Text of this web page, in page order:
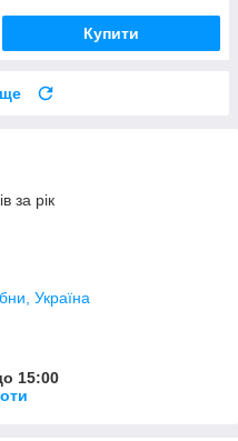
Купити
за рік
Україна
15:00